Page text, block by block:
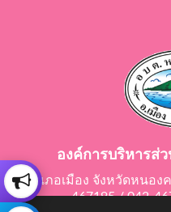
องค์การบริหารส่
อำเภอเมือง จังหวัดหนอ
467195 / 042-